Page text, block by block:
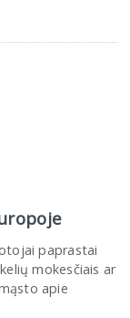
paprastai
mokesčiais ar
apie